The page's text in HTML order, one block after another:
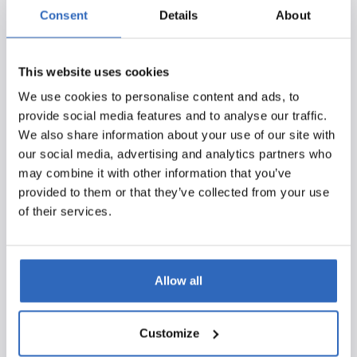
Consent Details About
This website uses cookies
We use cookies to personalise content and ads, to
provide social media features and to analyse our traffic.
We also share information about your use of our site with
our social media, advertising and analytics partners who
may combine it with other information that you’ve
provided to them or that they’ve collected from your use
of their services.
Allow all
Customize
Horizon Europe en toekomstige
financieringsprogramma’s binnen het Meerjarig
tijdig in te spelen op nieuwe kansen en ontwikkelingen
binnen het Europese hogeronderwijsbeleid.
Ontwikkelingen bij andere Belgische en Europese
instellingen worden via Polpo nauwlettend gevolgd,
zodat politieke en strategische belangen beter op
elkaar kunnen worden afgestemd. Zo draagt politieke
monitoring niet alleen bij aan kennisdeling, maar
Van chaotische contexten naar een helder overzicht
met Polpo
De Belgische bestuurlijke context maakt politieke